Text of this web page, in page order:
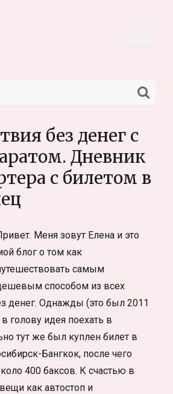
без денег с
Дневник
с билетом в
Меня зовут Елена и это
блог о том как
самым
способом из всех
денег. Однажды (это был 2011
голову идея поехать в
тут же был куплен билет в
Бангкок, после чего
400 баксов. К счастью в
как автостоп и